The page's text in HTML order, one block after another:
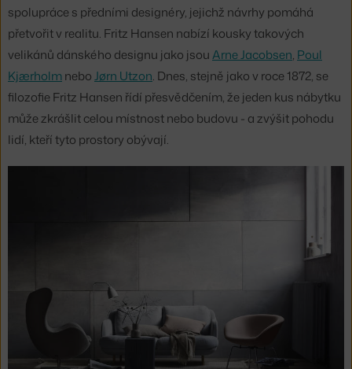
spolupráce s předními designéry, jejichž návrhy pomáhá
přetvořit v realitu. Fritz Hansen nabízí kousky takových
velikánů dánského designu jako jsouArne Jacobsen, Poul
KjærholmneboJørn Utzon. Dnes, stejně jako v roce 1872, se
filozofie Fritz Hansen řídí přesvědčením, že jeden kus nábytku
může zkrášlit celou místnost nebo budovu - a zvýšit pohodu
lidí, kteří tyto prostory obývají.